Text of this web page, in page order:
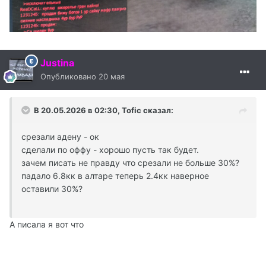
Justina
Опубликовано 20 мая
В 20.05.2026 в 02:30, Tofic сказал:
срезали адену - ок
сделали по оффу - хорошо пусть так будет.
зачем писать не правду что срезали не больше 30%?
падало 6.8кк в алтаре теперь 2.4кк наверное
оставили 30%?
А писала я вот что